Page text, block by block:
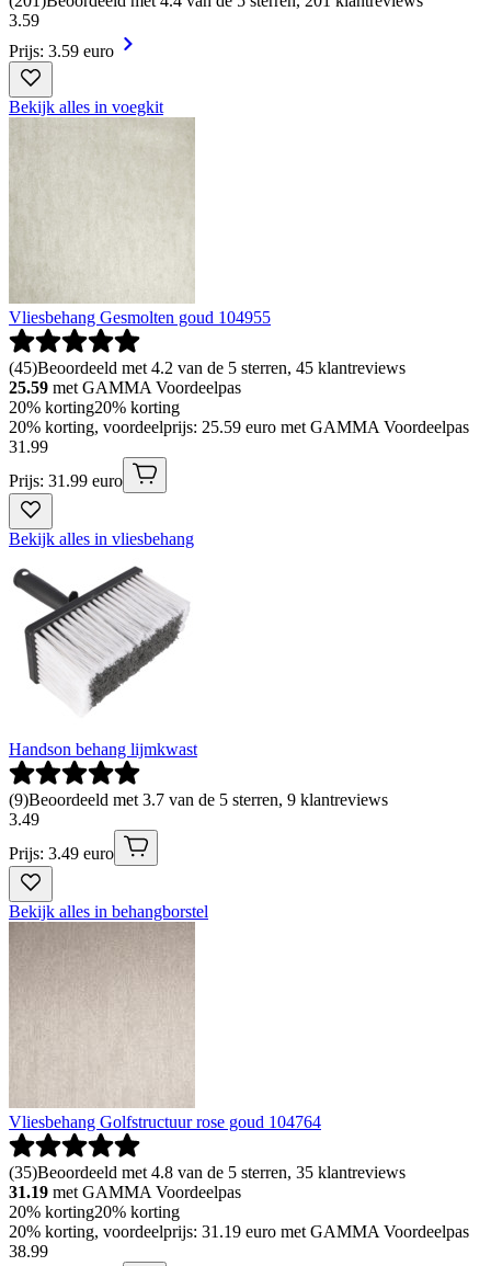
3.59
Prijs: 3.59 euro
Bekijk alles in voegkit
Vliesbehang Gesmolten goud 104955
(45)Beoordeeld met 4.2 van de 5 sterren, 45 klantreviews
25.59 met GAMMA Voordeelpas
20% korting20% korting
20% korting, voordeelprijs: 25.59 euro met GAMMA Voordeelpas
31 .99
Prijs: 31.99 euro
Bekijk alles in vliesbehang
Handson behang lijmkwast
(9)Beoordeeld met 3.7 van de 5 sterren, 9 klantreviews
3.49
Prijs: 3.49 euro
Bekijk alles in behangborstel
Vliesbehang Golfstructuur rose goud 104764
(35)Beoordeeld met 4.8 van de 5 sterren, 35 klantreviews
31.19 met GAMMA Voordeelpas
20% korting20% korting
20% korting, voordeelprijs: 31.19 euro met GAMMA Voordeelpas
38.99